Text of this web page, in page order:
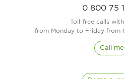
0 800 75
Toll-free calls
from Monday to Friday from
Call me